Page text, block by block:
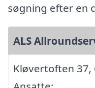
søgning efter en
ALS
Kløvertoften